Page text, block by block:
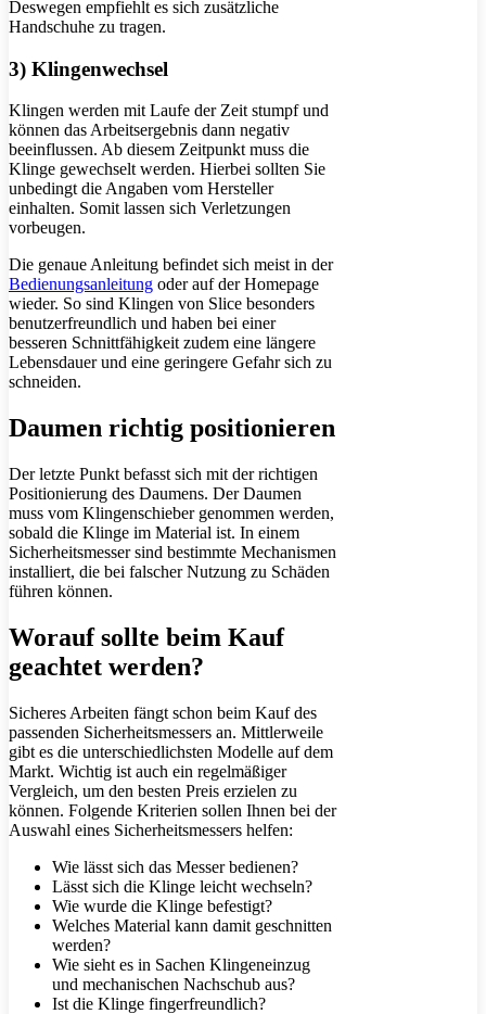
Deswegen empfiehlt es sich zusätzliche
Handschuhe zu tragen.
3) Klingenwechsel
Klingen werden mit Laufe der Zeit stumpf und
können das Arbeitsergebnis dann negativ
beeinflussen. Ab diesem Zeitpunkt muss die
Klinge gewechselt werden. Hierbei sollten Sie
unbedingt die Angaben vom Hersteller
einhalten. Somit lassen sich Verletzungen
vorbeugen.
Die genaue Anleitung befindet sich meist in der
Bedienungsanleitung oder auf der Homepage
wieder. So sind Klingen von Slice besonders
benutzerfreundlich und haben bei einer
besseren Schnittfähigkeit zudem eine längere
Lebensdauer und eine geringere Gefahr sich zu
schneiden.
Daumen richtig positionieren
Der letzte Punkt befasst sich mit der richtigen
Positionierung des Daumens. Der Daumen
muss vom Klingenschieber genommen werden,
sobald die Klinge im Material ist. In einem
Sicherheitsmesser sind bestimmte Mechanismen
installiert, die bei falscher Nutzung zu Schäden
führen können.
Worauf sollte beim Kauf
geachtet werden?
Sicheres Arbeiten fängt schon beim Kauf des
passenden Sicherheitsmessers an. Mittlerweile
gibt es die unterschiedlichsten Modelle auf dem
Markt. Wichtig ist auch ein regelmäßiger
Vergleich, um den besten Preis erzielen zu
können. Folgende Kriterien sollen Ihnen bei der
Auswahl eines Sicherheitsmessers helfen:
Wie lässt sich das Messer bedienen?
Lässt sich die Klinge leicht wechseln?
Wie wurde die Klinge befestigt?
Welches Material kann damit geschnitten
werden?
Wie sieht es in Sachen Klingeneinzug
und mechanischen Nachschub aus?
Ist die Klinge fingerfreundlich?